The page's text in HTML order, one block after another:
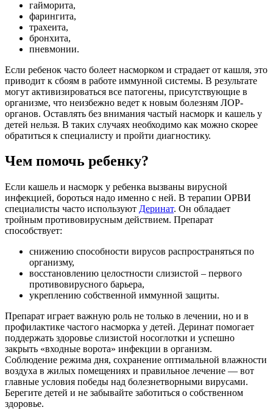
гайморита,
фарингита,
трахеита,
бронхита,
пневмонии.
Если ребенок часто болеет насморком и страдает от кашля, это
приводит к сбоям в работе иммунной системы. В результате
могут активизироваться все патогены, присутствующие в
организме, что неизбежно ведет к новым болезням ЛОР-
органов. Оставлять без внимания частый насморк и кашель у
детей нельзя. В таких случаях необходимо как можно скорее
обратиться к специалисту и пройти диагностику.
Чем помочь ребенку?
Если кашель и насморк у ребенка вызваны вирусной
инфекцией, бороться надо именно с ней. В терапии ОРВИ
специалисты часто используют Деринат. Он обладает
тройным противовирусным действием. Препарат
способствует:
снижению способности вирусов распространяться по
организму,
восстановлению целостности слизистой – первого
противовирусного барьера,
укреплению собственной иммунной защиты.
Препарат играет важную роль не только в лечении, но и в
профилактике частого насморка у детей. Деринат помогает
поддержать здоровье слизистой носоглотки и успешно
закрыть «входные ворота» инфекции в организм.
Соблюдение режима дня, сохранение оптимальной влажности
воздуха в жилых помещениях и правильное лечение — вот
главные условия победы над болезнетворными вирусами.
Берегите детей и не забывайте заботиться о собственном
здоровье.